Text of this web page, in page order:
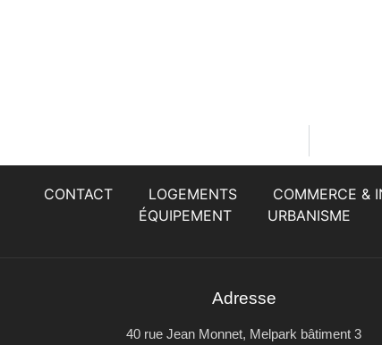
CONTACT LOGEMENTS COMMERCE &
ÉQUIPEMENT
URBANISME
Adresse
40 rue Jean Monnet, Melpark bâtiment 3